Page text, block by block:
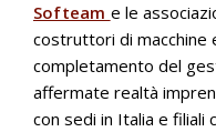
Softeam e le
costruttori di macchine
completamento del
affermate realtà
con sedi in Italia e filiali